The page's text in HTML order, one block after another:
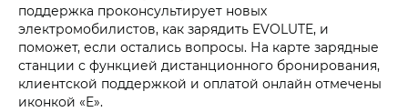
поддержка проконсультирует новых
электромобилистов, как зарядить EVOLUTE, и
поможет, если остались вопросы. На карте зарядные
станции с функцией дистанционного бронирования,
клиентской поддержкой и оплатой онлайн отмечены
иконкой «E».